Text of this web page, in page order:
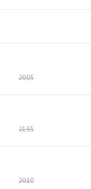
20:05
21:55
20:10